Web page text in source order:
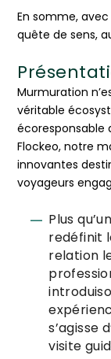
En somme,
quête de sens,
Murmuration
véritable
écoresponsable
Flockeo, notre
innovantes
voyageurs
Plus
redéfinit
relation
s’agisse
visite